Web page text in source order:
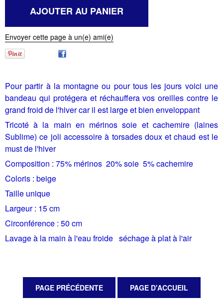
Envoyer cette page à un(e) ami(e)
Pour partir à la montagne ou pour tous les jours voici une
bandeau qui protégera et réchauffera vos oreilles contre le
grand froid de l'hiver car il est large et bien enveloppant
Tricoté à la main en mérinos soie et cachemire (laines
Sublime) ce joli accessoire à torsades doux et chaud est le
must de l'hiver
Composition : 75% mérinos 20% soie 5% cachemire
Coloris : beige
Taille unique
Largeur : 15 cm
Circonférence : 50 cm
Lavage à la main à l'eau froide séchage à plat à l'air